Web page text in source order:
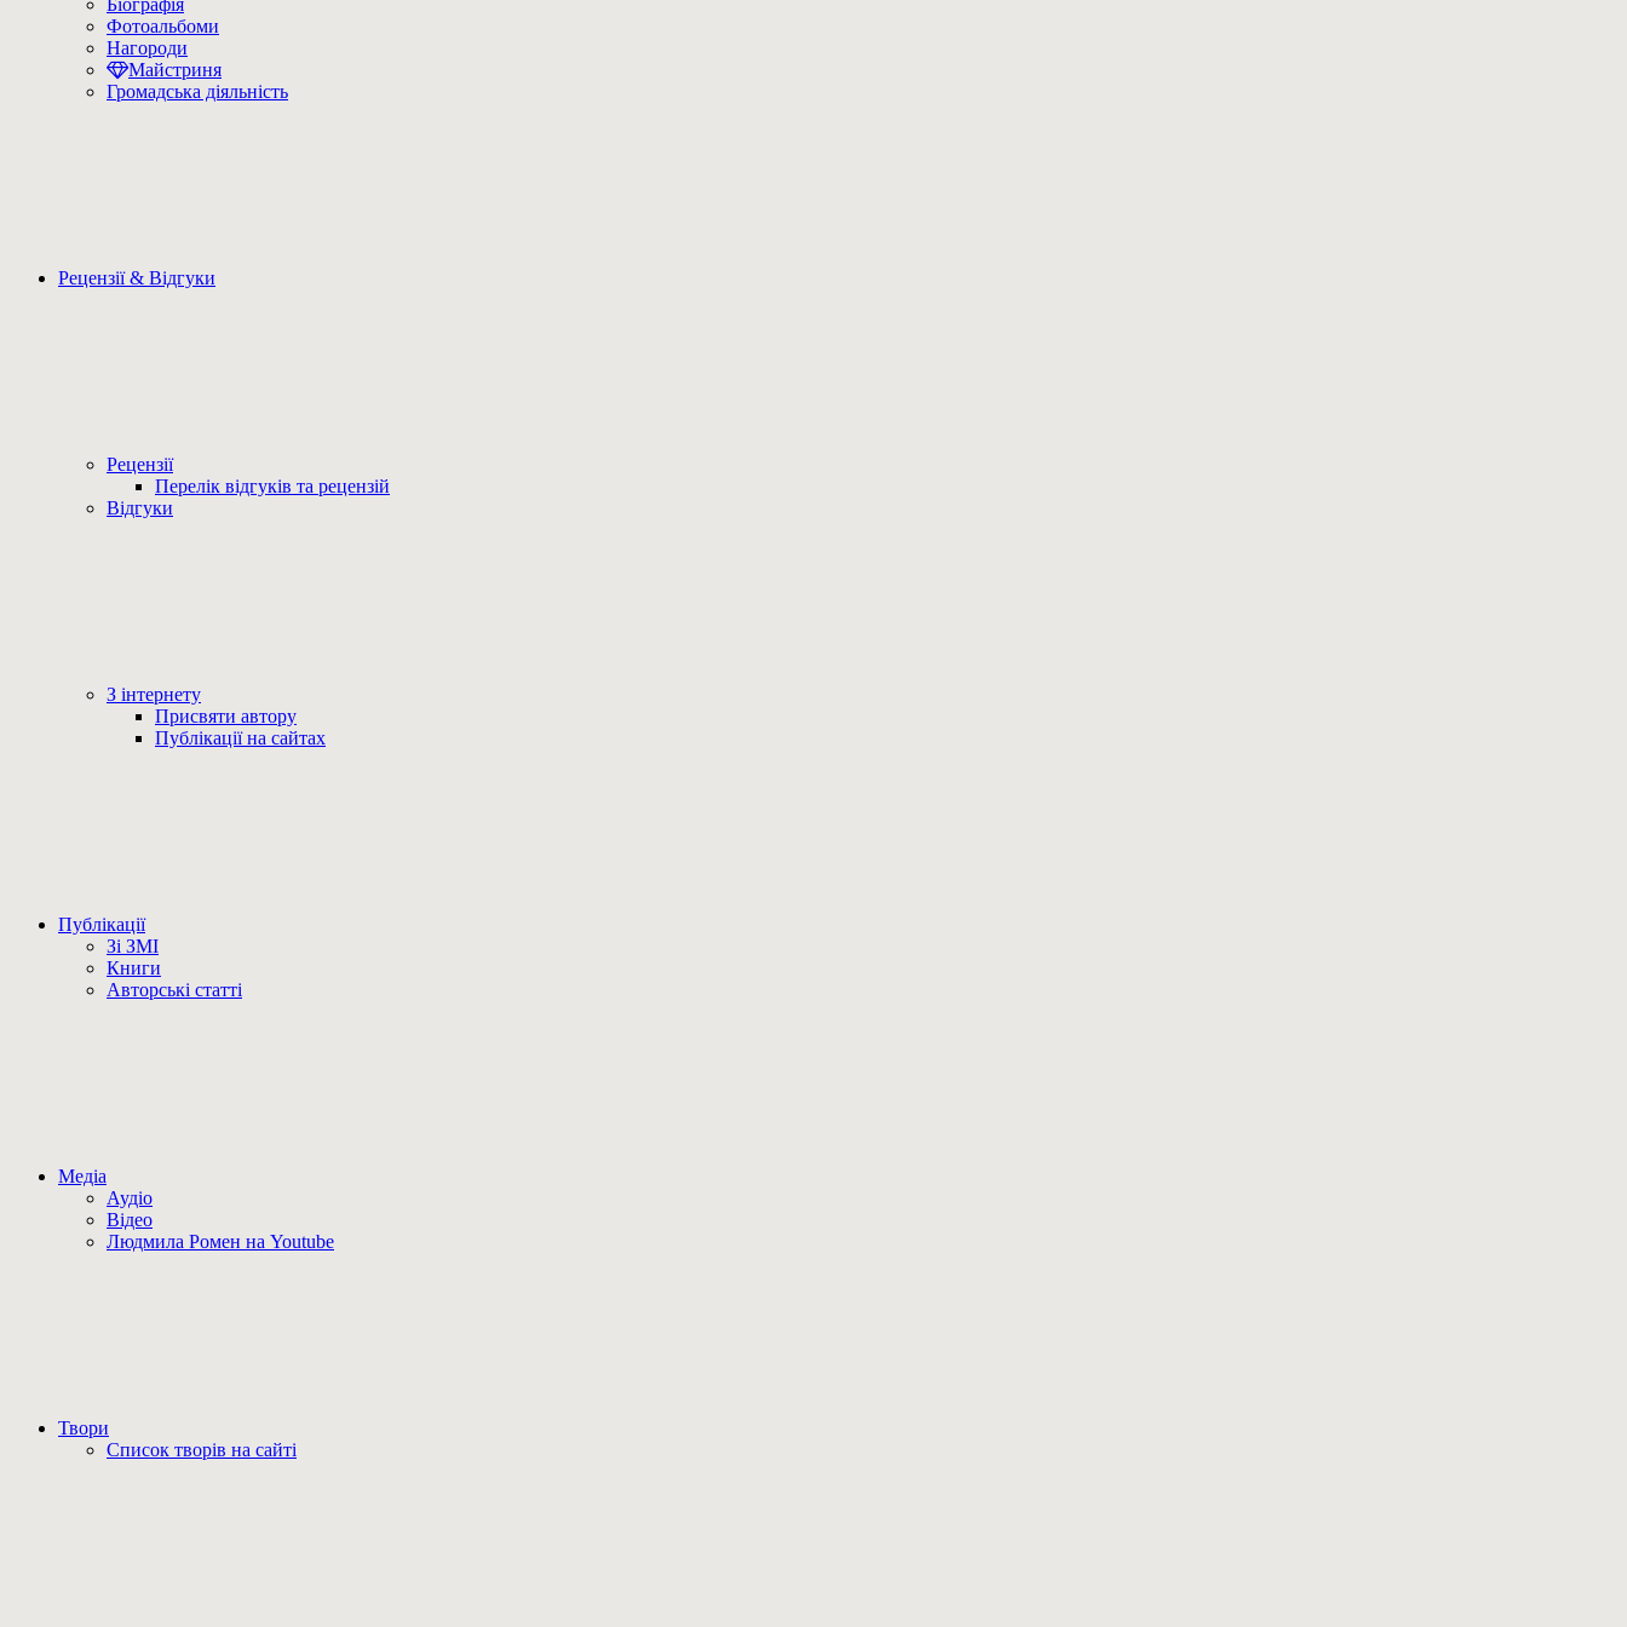
Біографія
Фотоальбоми
Нагороди
Майстриня
Громадська діяльність
Рецензії & Відгуки
Рецензії
Перелік відгуків та рецензій
Відгуки
З інтернету
Присвяти автору
Публікації на сайтах
Публікації
Зі ЗМІ
Книги
Авторські статті
Медіа
Аудіо
Відео
Людмила Ромен на Youtube
Твори
Список творів на сайті